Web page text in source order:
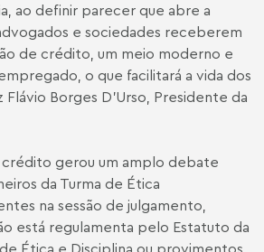
ao definir parecer que abre a
e sociedades receberem
de crédito, um meio moderno e
o que facilitará a vida dos
Flávio Borges D’Urso, Presidente da
gerou um amplo debate
da Turma de Ética
na sessão de julgamento,
está regulamenta pelo Estatuto da
Ética e Disciplina ou provimentos